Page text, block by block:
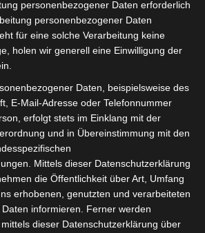
personenbezogener Daten erforderlich
personenbezogener Daten
für eine solche Verarbeitung keine
holen wir generell eine Einwilligung der
Daten, beispielsweise des
E-Mail-Adresse oder Telefonnummer
erfolgt stets im Einklang mit der
und in Übereinstimmung mit den
Mittels dieser Datenschutzerklärung
die Öffentlichkeit über Art, Umfang
erhobenen, genutzten und verarbeiteten
informieren. Ferner werden
dieser Datenschutzerklärung über